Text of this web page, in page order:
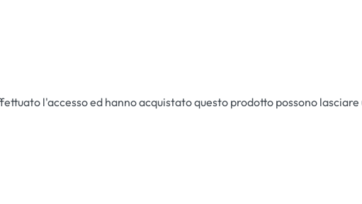
l'accesso ed hanno acquistato questo prodotto possono lasciare